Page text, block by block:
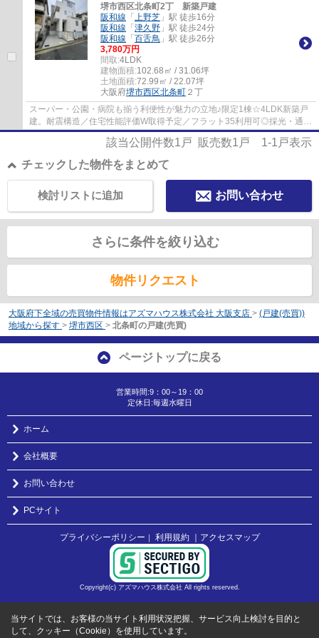
堺市西区北条町2丁 新築戸建
阪和線 「 上野芝 」駅 徒歩16分
阪和線 「 津久野 」駅 徒歩24分
阪和線 「 百舌鳥 」駅 徒歩26分
3,780万円
間取:4LDK
建物面積:102.68㎡ / 31.06坪
土地面積:72.99㎡ / 22.07坪
大阪府堺市西区北条町 ２丁
スーパー・公園・病院も揃う利便性が魅力の立地♪限定1棟☆4LDK新築戸
建。耐震構造／住宅性能評価W取得予定／フラット35利用可◎採光・通
風・プライバシーに配慮した2階LDK☆キッチンには...
該当公開件数1 戸 販売数1 戸 1-1 戸表示
チェックした物件をまとめて
お問い合わせ
検討リストに追加
さらに条件を絞り込む
物件リクエスト
大阪府下全域の売買物件情報はアズマハウス株式会社 大阪支店 > (戸建(売買))
地域から探す > 堺市西区 > 北条町の戸建(売買)
ページトップに戻る
営業時間:9：00～19：00
定休日:毎週水曜日
ホーム
会社概要
お問い合わせ
PCサイト
プライバシーポリシー ｜ 利用規約 ｜アクセスマップ
Copyright(c) アズマハウス株式会社 All rights reserved.
当サイトでは、お客様の当サイト利用状況把握、サービス向上検討を目的と
して、クッキー（Cookie）を使用しています。